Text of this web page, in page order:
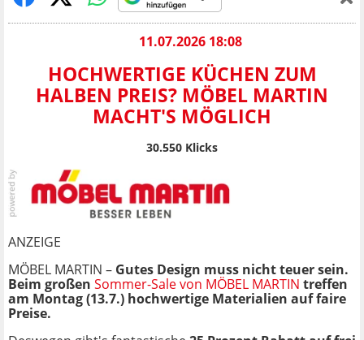
11.07.2026 18:08
HOCHWERTIGE KÜCHEN ZUM
HALBEN PREIS? MÖBEL MARTIN
MACHT'S MÖGLICH
30.550 Klicks
ANZEIGE
MÖBEL MARTIN – Gutes Design muss nicht teuer sein.
Beim großen Sommer-Sale von MÖBEL MARTIN treffen
am Montag (13.7.) hochwertige Materialien auf faire
Preise.